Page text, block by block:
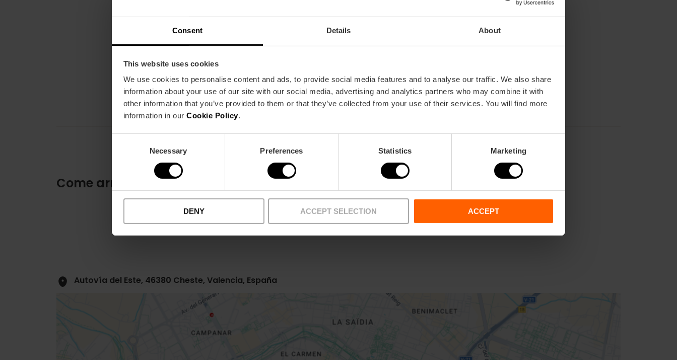
Consent Details About
This website uses cookies
We use cookies to personalise content and ads, to provide social media features and to analyse our traffic. We also share
information about your use of our site with our social media, advertising and analytics partners who may combine it with
other information that you’ve provided to them or that they’ve collected from your use of their services. You will find more
information in our Cookie Policy.
Necessary Preferences Statistics Marketing
DENY ACCEPT SELECTION ACCEPT
Orario
Come arrivare
Autovía del Este, 46380 Cheste, Valencia, España